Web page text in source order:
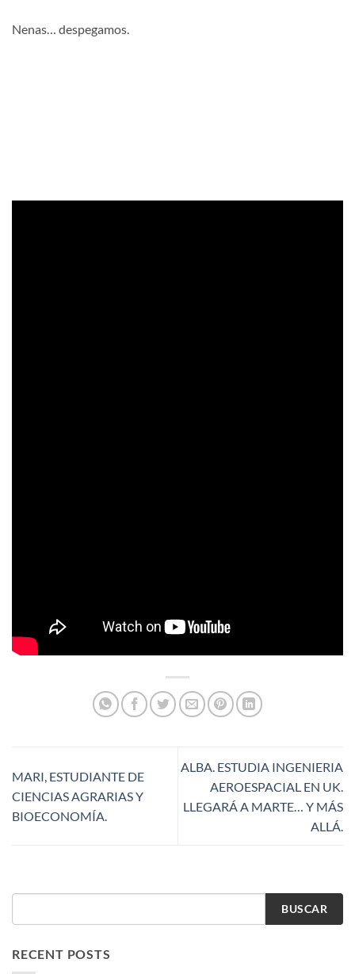
Nenas… despegamos.
MARI, ESTUDIANTE DE
CIENCIAS AGRARIAS Y
BIOECONOMÍA.
ALBA. ESTUDIA INGENIERIA
AEROESPACIAL EN UK.
LLEGARÁ A MARTE… Y MÁS
ALLÁ.
BUSCAR
RECENT POSTS